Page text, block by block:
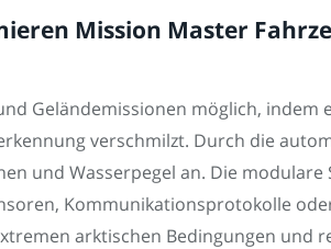
Mission Master
Geländemissionen möglich, indem
verschmilzt. Durch die
und Wasserpegel an. Die
Kommunikationsprotokolle
arktischen Bedingungen und